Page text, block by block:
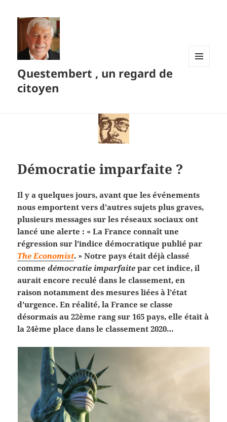
Questembert , un regard de
citoyen
Démocratie imparfaite ?
Il y a quelques jours, avant que les événements
nous emportent vers d’autres sujets plus graves,
plusieurs messages sur les réseaux sociaux ont
lancé une alerte : « La France connaît une
régression sur l’indice démocratique publié par
The Economist. » Notre pays était déjà classé
commedémocratie imparfaite par cet indice, il
aurait encore reculé dans le classement, en
raison notamment des mesures liées à l’état
d’urgence. En réalité, la France se classe
désormais au 22ème rang sur 165 pays, elle était à
la 24ème place dans le classement 2020…